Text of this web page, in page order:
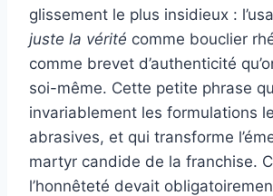
glissement le plus insidieux :
juste la vérité comme bouclier
comme brevet d’authenticité
soi-même. Cette petite phrase
invariablement les formulations
abrasives, et qui transforme
martyr candide de la franchise.
l’honnêteté devait